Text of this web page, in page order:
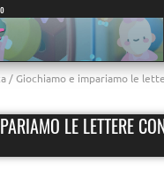
/ Giochiamo e impariamo le
LE LETTERE